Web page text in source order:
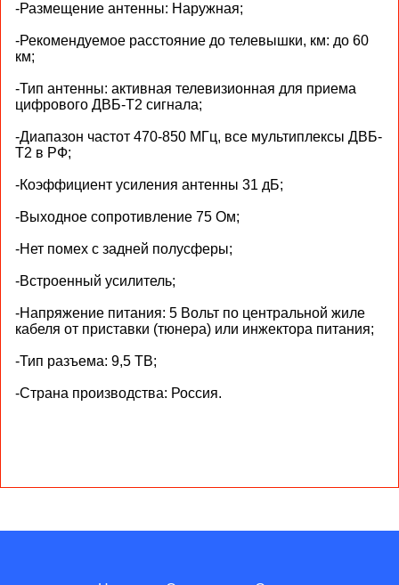
-Размещение антенны: Наружная;
-Рекомендуемое расстояние до телевышки, км: до 60
км;
-Тип антенны: активная телевизионная для приема
цифрового ДВБ-T2 сигнала;
-Диапазон частот 470-850 МГц, все мультиплексы ДВБ-
T2 в РФ;
-Коэффициент усиления антенны 31 дБ;
-Выходное сопротивление 75 Ом;
-Нет помех с задней полусферы;
-Встроенный усилитель;
-Напряжение питания: 5 Вольт по центральной жиле
кабеля от приставки (тюнера) или инжектора питания;
-Тип разъема: 9,5 ТВ;
-Страна производства: Россия.